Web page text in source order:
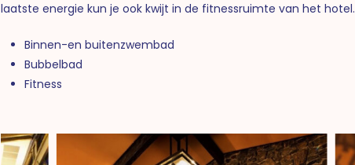
laatste energie kun je ook kwijt in de fitnessruimte van het hotel.
Binnen-en buitenzwembad
Bubbelbad
Fitness